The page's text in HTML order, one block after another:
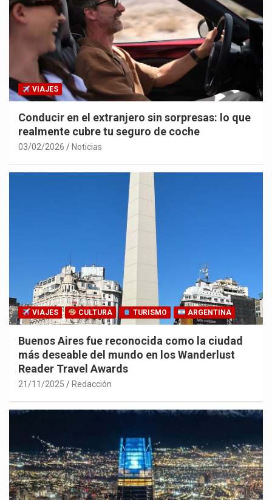
VIAJES
Conducir en el extranjero sin sorpresas: lo que
realmente cubre tu seguro de coche
03/02/2026 Noticias
VIAJES CULTURA TURISMO ARGENTINA
Buenos Aires fue reconocida como la ciudad
más deseable del mundo en los Wanderlust
Reader Travel Awards
21/11/2025 Redacción